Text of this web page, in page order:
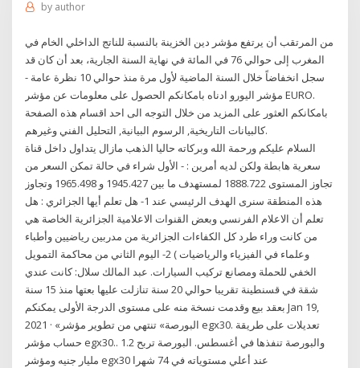
by author
من المرتقب أن يرتفع مؤشر دين الخزينة بالنسبة للناتج الداخلي الخام في
المغرب إلى حوالي 76 في المائة في نهاية السنة الجارية، بعد أن كان قد
سجل انخفاضاً خلال السنة الماضية لأول مرة منذ حوالي 10 نظرة عامة -
مؤشر اليورو ادناه بامكانكم الحصول على معلومات عن مؤشر EURO.
بامكانكم العثور على المزيد من خلال التوجه الى احد اقسام هذه الصفحة
كالبيانات التاريخية, الرسوم البيانية, التحليل الفني وغيرهم.
السلام عليكم ورحمة الله وبركاته حاليا الذهب مازال يتداول داخل قناة
سعرية هابطة ولكن لديه أمرين : - الأول شراء في حالة تمكن السعر من
تجاوز المستوى 1888.722 لمستهدف ما بين 1945.427 و 1965.498 وتجاوز
هذه المنطقة سنرى الهدف الرئيسي عند 1- هل تعلم أيها الجزائري : هل
تعلم أن الاعلام الفرنسي وبعض القنوات الاعلامية الجزائرية الخاصة هي
من كانت وراء طرد كل الكفاءات الجزائرية من مدربين رياضيين وأطباء
وعلماء في الفيزياء والرياضيات ) 2- اليوم الثاني من محاكمة التمويل
الخفي للحملة ومصانع تركيب السيارات. عبد المالك سلال: كانت عندي
شقة في قسنطينة تقريبا حوالي 20 سنة تنازلت عليها بعتها منذ 15 سنة
بعقد بيع وقدمت نسخة منه على مستوى الدرجة الأولى يمكنكم Jan 19,
2021 · «البورصة» تنتهي من تطوير مؤشر egx30. تعديلات على طريقة
حساب مؤشر egx30.. والبورصة تنفذها في أغسطس. البورصة تربح 1.2
مليار جنيه ومؤشر egx30 عند أعلي مستوياته في 74 شهرا